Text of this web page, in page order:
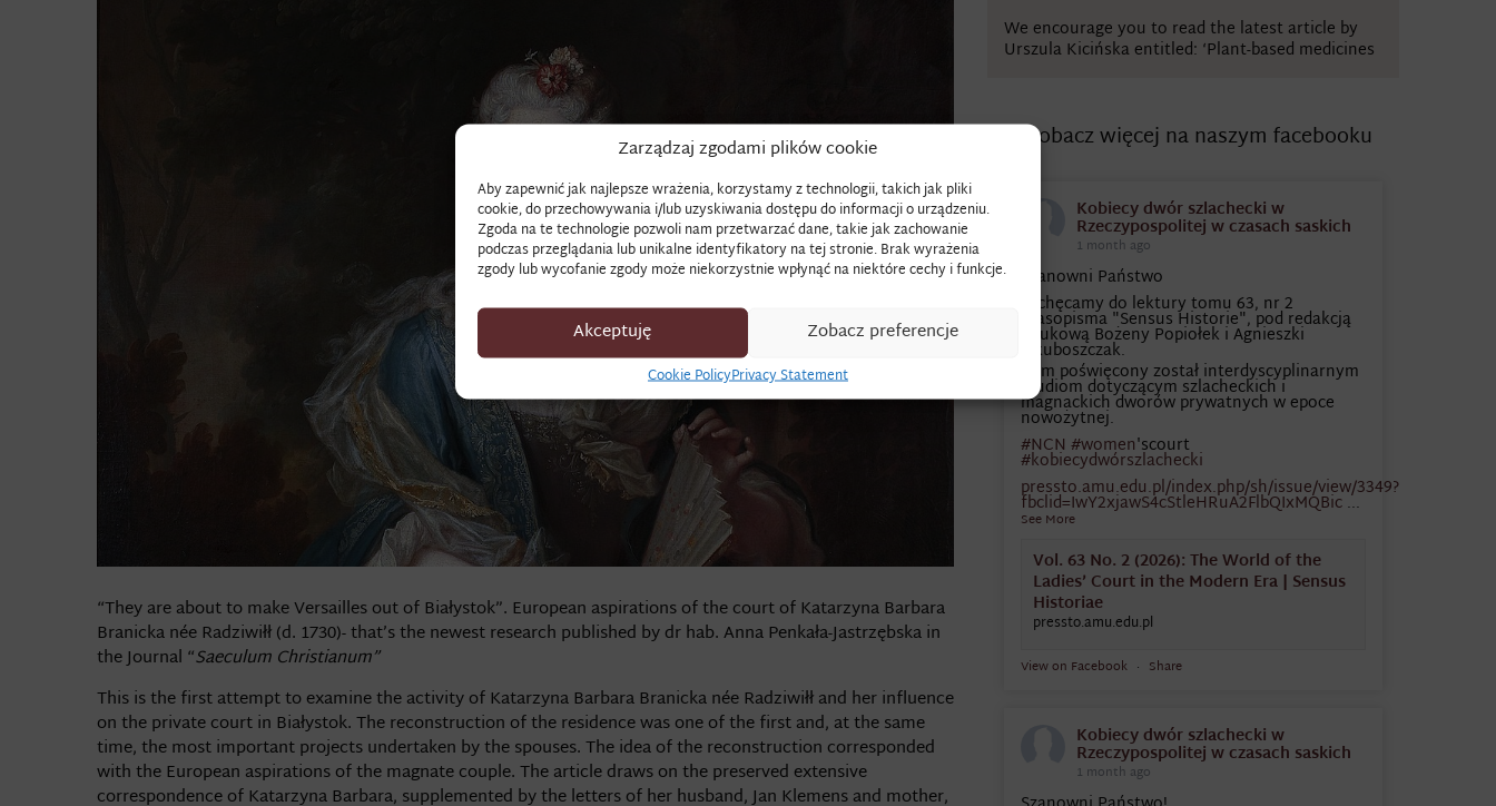
Zarządzaj zgodami plików cookie
Aby zapewnić jak najlepsze wrażenia, korzystamy z technologii, takich jak pliki
cookie, do przechowywania i/lub uzyskiwania dostępu do informacji o urządzeniu.
Zgoda na te technologie pozwoli nam przetwarzać dane, takie jak zachowanie
podczas przeglądania lub unikalne identyfikatory na tej stronie. Brak wyrażenia
zgody lub wycofanie zgody może niekorzystnie wpłynąć na niektóre cechy i funkcje.
Akceptuję Zobacz preferencje
Cookie PolicyPrivacy Statement
“They are about to make Versailles out of Białystok”. European aspirations of the court of Katarzyna Barbara
Branicka née Radziwiłł (d. 1730)- that’s the newest research published by dr hab. Anna Penkała-Jastrzębska in
the Journal “Saeculum Christianum”
This is the first attempt to examine the activity of Katarzyna Barbara Branicka née Radziwiłł and her influence
on the private court in Białystok. The reconstruction of the residence was one of the first and, at the same
time, the most important projects undertaken by the spouses. The idea of the reconstruction corresponded
with the European aspirations of the magnate couple. The article draws on the preserved extensive
correspondence of Katarzyna Barbara, supplemented by the letters of her husband, Jan Klemens and mother,
We encourage you to read the latest article by
Urszula Kicińska entitled: ‘Plant-based medicines
Zobacz więcej na naszym facebooku
Kobiecy dwór szlachecki w
Rzeczypospolitej w czasach saskich
1 month ago
Szanowni Państwo
zachęcamy do lektury tomu 63, nr 2
czasopisma "Sensus Historie", pod redakcją
naukową Bożeny Popiołek i Agnieszki
Jakuboszczak.
Tom poświęcony został interdyscyplinarnym
studiom dotyczącym szlacheckich i
magnackich dworów prywatnych w epoce
nowożytnej.
#NCN #women'scourt
#kobiecydwórszlachecki
pressto.amu.edu.pl/index.php/sh/issue/view/3349?
fbclid=IwY2xjawS4cStleHRuA2FlbQIxMQBic ...
See More
Vol. 63 No. 2 (2026): The World of the
Ladies’ Court in the Modern Era | Sensus
Historiae
pressto.amu.edu.pl
View on Facebook · Share
Kobiecy dwór szlachecki w
Rzeczypospolitej w czasach saskich
1 month ago